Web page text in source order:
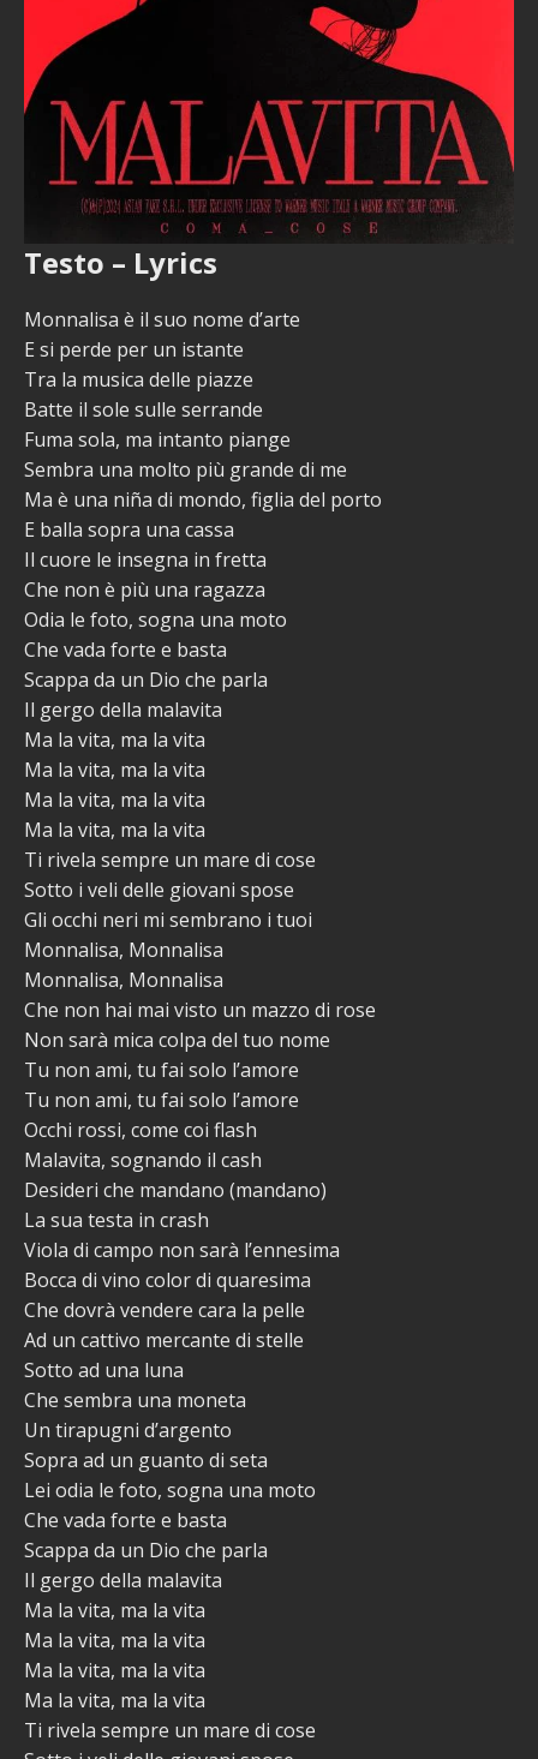
Testo – Lyrics
Monnalisa è il suo nome d’arte
E si perde per un istante
Tra la musica delle piazze
Batte il sole sulle serrande
Fuma sola, ma intanto piange
Sembra una molto più grande di me
Ma è una niña di mondo, figlia del porto
E balla sopra una cassa
Il cuore le insegna in fretta
Che non è più una ragazza
Odia le foto, sogna una moto
Che vada forte e basta
Scappa da un Dio che parla
Il gergo della malavita
Ma la vita, ma la vita
Ma la vita, ma la vita
Ma la vita, ma la vita
Ma la vita, ma la vita
Ti rivela sempre un mare di cose
Sotto i veli delle giovani spose
Gli occhi neri mi sembrano i tuoi
Monnalisa, Monnalisa
Monnalisa, Monnalisa
Che non hai mai visto un mazzo di rose
Non sarà mica colpa del tuo nome
Tu non ami, tu fai solo l’amore
Tu non ami, tu fai solo l’amore
Occhi rossi, come coi flash
Malavita, sognando il cash
Desideri che mandano (mandano)
La sua testa in crash
Viola di campo non sarà l’ennesima
Bocca di vino color di quaresima
Che dovrà vendere cara la pelle
Ad un cattivo mercante di stelle
Sotto ad una luna
Che sembra una moneta
Un tirapugni d’argento
Sopra ad un guanto di seta
Lei odia le foto, sogna una moto
Che vada forte e basta
Scappa da un Dio che parla
Il gergo della malavita
Ma la vita, ma la vita
Ma la vita, ma la vita
Ma la vita, ma la vita
Ma la vita, ma la vita
Ti rivela sempre un mare di cose